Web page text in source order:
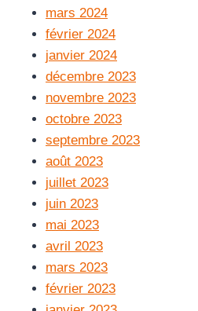
mars 2024
février 2024
janvier 2024
décembre 2023
novembre 2023
octobre 2023
septembre 2023
août 2023
juillet 2023
juin 2023
mai 2023
avril 2023
mars 2023
février 2023